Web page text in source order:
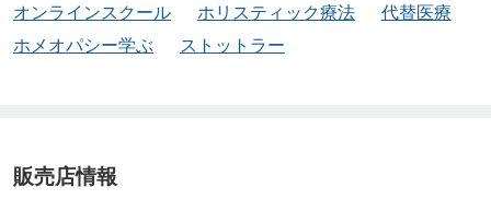
オンラインスクール ホリスティック療法
代替医療
ホメオパシー学ぶ
ストットラー
販売店情報